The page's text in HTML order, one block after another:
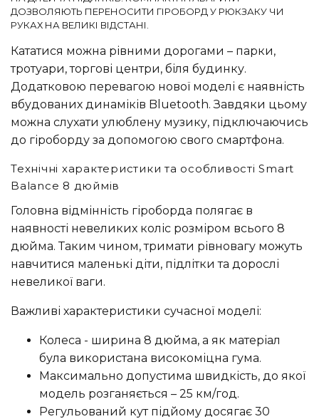
ДОЗВОЛЯЮТЬ ПЕРЕНОСИТИ ГІРОБОРД У РЮКЗАКУ ЧИ
РУКАХ НА ВЕЛИКІ ВІДСТАНІ.
Кататися можна рівними дорогами – парки,
тротуари, торгові центри, біля будинку.
Додатковою перевагою нової моделі є наявність
вбудованих динаміків Bluetooth. Завдяки цьому
можна слухати улюблену музику, підключаючись
до гіроборду за допомогою свого смартфона.
Технічні характеристики та особливості Smart
Balance 8 дюймів
Головна відмінність гіроборда полягає в
наявності невеликих коліс розміром всього 8
дюйма. Таким чином, тримати рівновагу можуть
навчитися маленькі діти, підлітки та дорослі
невеликої ваги.
Важливі характеристики сучасної моделі:
Колеса - ширина 8 дюйма, а як матеріал
була використана високоміцна гума.
Максимально допустима швидкість, до якої
модель розганяється – 25 км/год.
Регульований кут підйому досягає 30